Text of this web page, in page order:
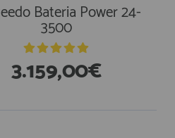
Bateria Power 24-
3500
3.159,00€